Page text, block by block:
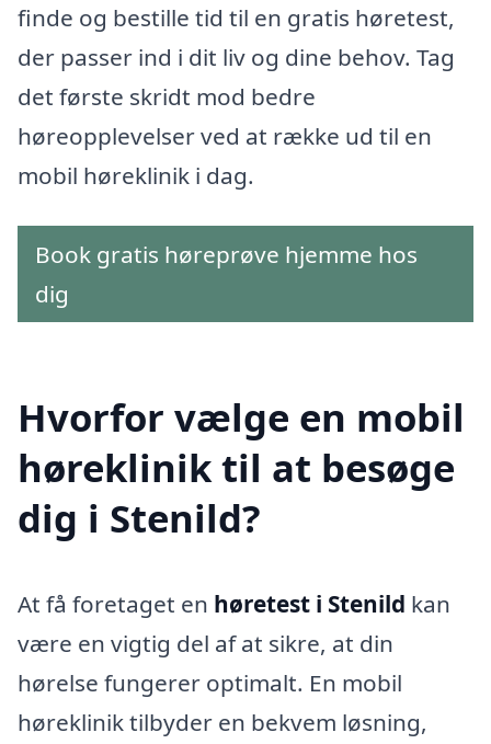
finde og bestille tid til en gratis høretest,
der passer ind i dit liv og dine behov. Tag
det første skridt mod bedre
høreopplevelser ved at række ud til en
mobil høreklinik i dag.
Book gratis høreprøve hjemme hos
dig
Hvorfor vælge en mobil
høreklinik til at besøge
dig i Stenild?
At få foretaget en høretest i Stenild kan
være en vigtig del af at sikre, at din
hørelse fungerer optimalt. En mobil
høreklinik tilbyder en bekvem løsning,